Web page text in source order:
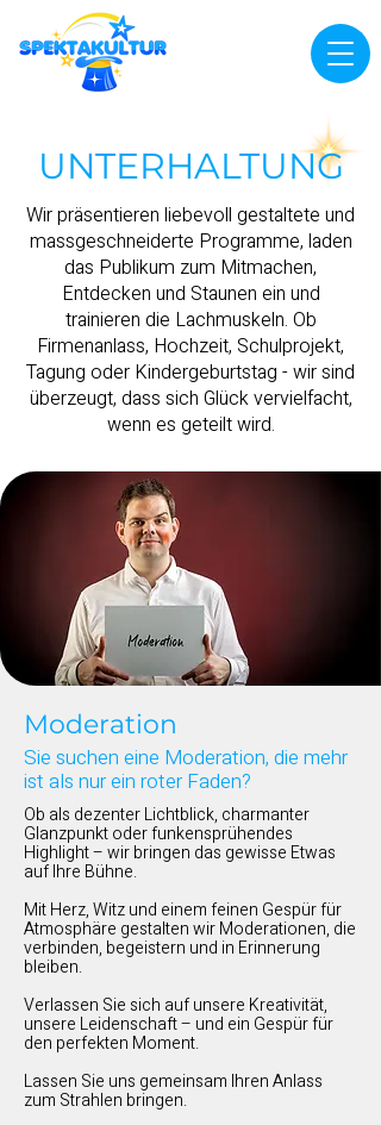
UNTERHALTUNG
Wir präsentieren liebevoll gestaltete und
massgeschneiderte Programme, laden
das Publikum zum Mitmachen,
Entdecken und Staunen ein und
trainieren die Lachmuskeln. Ob
Firmenanlass, Hochzeit, Schulprojekt,
Tagung oder Kindergeburtstag - wir sind
überzeugt, dass sich Glück vervielfacht,
wenn es geteilt wird.
Moderation
Sie suchen eine Moderation, die mehr
ist als nur ein roter Faden?
Ob als dezenter Lichtblick, charmanter
Glanzpunkt oder funkensprühendes
Highlight – wir bringen das gewisse Etwas
auf Ihre Bühne.
Mit Herz, Witz und einem feinen Gespür für
Atmosphäre gestalten wir Moderationen, die
verbinden, begeistern und in Erinnerung
bleiben.
Verlassen Sie sich auf unsere Kreativität,
unsere Leidenschaft – und ein Gespür für
den perfekten Moment.
Lassen Sie uns gemeinsam Ihren Anlass
zum Strahlen bringen.